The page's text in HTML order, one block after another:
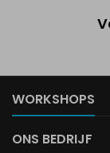
WORKSHOPS
ONS BEDRIJF